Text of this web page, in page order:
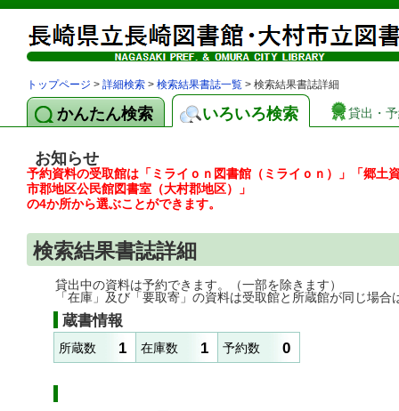
トップページ > 詳細検索 > 検索結果書誌一覧 > 検索結果書誌詳細
かんたん検索 いろいろ検索 貸出・
お知らせ
予約資料の受取館は「ミライｏｎ図書館（ミライｏｎ）」「郷
市郡地区公民館図書室（大村郡地区）」
の4か所から選ぶことができます。
検索結果書誌詳細
貸出中の資料は予約できます。（一部を除きます）
「在庫」及び「要取寄」の資料は受取館と所蔵館が同じ場合
蔵書情報
所蔵数 1 在庫数 1 予約数 0